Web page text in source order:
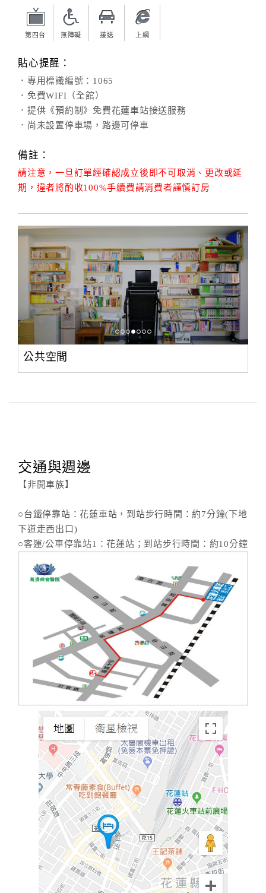
品
宣
傳
第四台 無障礙 接送 上網
貼心提醒：
．專用標識編號：1065
．免費WIFI（全館）
．提供《預約制》免費花蓮車站接送服務
．尚未設置停車場，路邊可停車
備註：
請注意，一旦訂單經確認成立後即不可取消、更改或延
期，違者將酌收100%手續費請消費者謹慎訂房
公共空間
交通與週邊
【非開車族】
○台鐵停靠站：花蓮車站，到站步行時間：約7分鐘(下地
下道走西出口)
○客運/公車停靠站1：花蓮站；到站步行時間：約10分鐘